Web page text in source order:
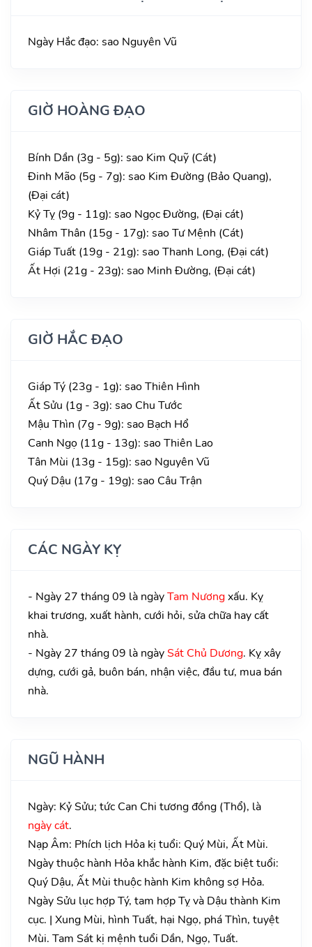
Ngày Hắc đạo: sao Nguyên Vũ
GIỜ HOÀNG ĐẠO
Bính Dần (3g - 5g): sao Kim Quỹ (Cát)
Đinh Mão (5g - 7g): sao Kim Đường (Bảo Quang),
(Đại cát)
Kỷ Tỵ (9g - 11g): sao Ngọc Đường, (Đại cát)
Nhâm Thân (15g - 17g): sao Tư Mệnh (Cát)
Giáp Tuất (19g - 21g): sao Thanh Long, (Đại cát)
Ất Hợi (21g - 23g): sao Minh Đường, (Đại cát)
GIỜ HẮC ĐẠO
Giáp Tý (23g - 1g): sao Thiên Hình
Ất Sửu (1g - 3g): sao Chu Tước
Mậu Thìn (7g - 9g): sao Bạch Hổ
Canh Ngọ (11g - 13g): sao Thiên Lao
Tân Mùi (13g - 15g): sao Nguyên Vũ
Quý Dậu (17g - 19g): sao Câu Trận
CÁC NGÀY KỴ
- Ngày 27 tháng 09 là ngàyTam Nươngxấu. Kỵ
khai trương, xuất hành, cưới hỏi, sửa chữa hay cất
nhà.
- Ngày 27 tháng 09 là ngàySát Chủ Dương. Kỵ xây
dựng, cưới gả, buôn bán, nhận việc, đầu tư, mua bán
nhà.
NGŨ HÀNH
Ngày: Kỷ Sửu; tức Can Chi tương đồng (Thổ), là
ngày cát.
Nạp Âm: Phích lịch Hỏa kị tuổi: Quý Mùi, Ất Mùi.
Ngày thuộc hành Hỏa khắc hành Kim, đặc biệt tuổi:
Quý Dậu, Ất Mùi thuộc hành Kim không sợ Hỏa.
Ngày Sửu lục hợp Tý, tam hợp Tỵ và Dậu thành Kim
cục. | Xung Mùi, hình Tuất, hại Ngọ, phá Thìn, tuyệt
Mùi. Tam Sát kị mệnh tuổi Dần, Ngọ, Tuất.